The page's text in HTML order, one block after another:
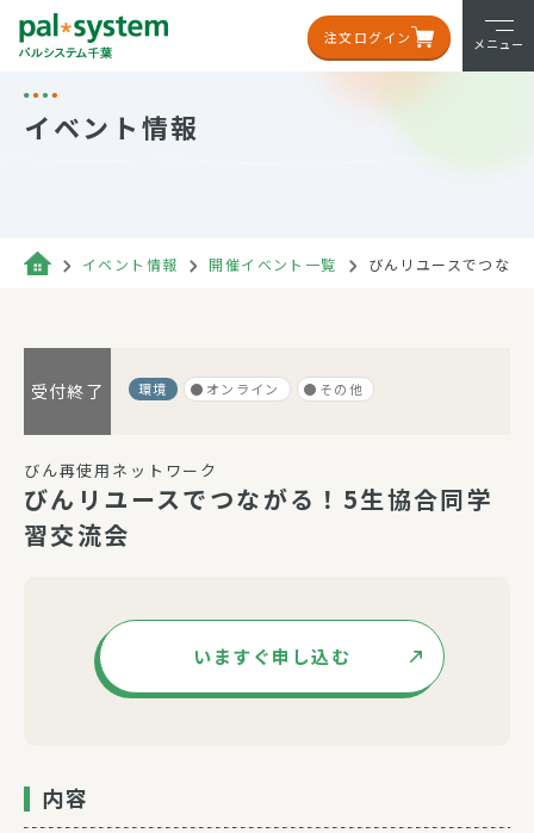
注文ログイン メニュー
イベント情報
イベント情報 開催イベント一覧 びんリユースでつな
受付終了 環境 オンライン その他
びん再使用ネットワーク
びんリユースでつながる！5生協合同学
習交流会
いますぐ申し込む
内容